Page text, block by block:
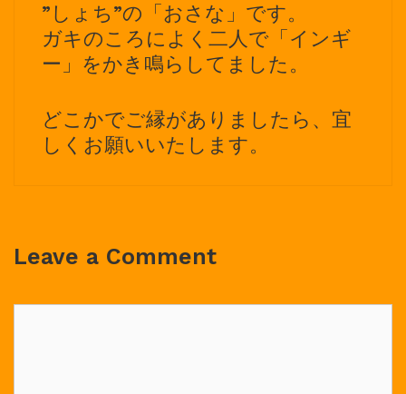
”しょち”の「おさな」です。
ガキのころによく二人で「インギ
ー」をかき鳴らしてました。
どこかでご縁がありましたら、宜
しくお願いいたします。
Leave a Comment